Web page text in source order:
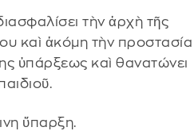
τὴν ἀρχὴ τῆς
καὶ ἀκόμη τὴν προστασία
ὑπάρξεως καὶ θανατώνει
ὕπαρξη.